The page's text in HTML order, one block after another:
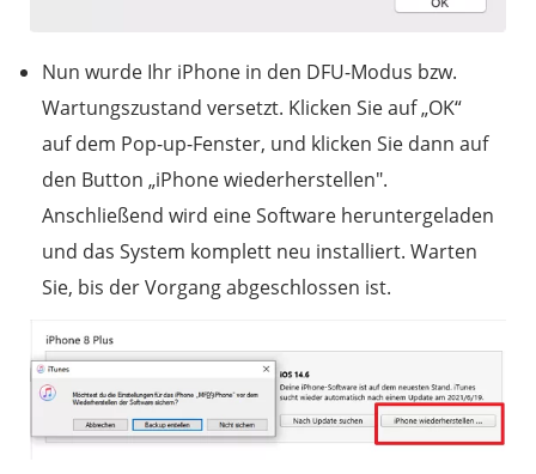
Nun wurde Ihr iPhone in den DFU-Modus bzw.
Wartungszustand versetzt. Klicken Sie auf „OK“
auf dem Pop-up-Fenster, und klicken Sie dann auf
den Button „iPhone wiederherstellen".
Anschließend wird eine Software heruntergeladen
und das System komplett neu installiert. Warten
Sie, bis der Vorgang abgeschlossen ist.